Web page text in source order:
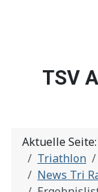
TSV
Aktuelle Seite:
Triathlon
News Tri